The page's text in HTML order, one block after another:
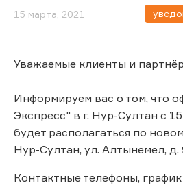
15 марта, 2021
Уважаемые клиенты и
Информируем вас о том, что
Экспресс" в г. Нур-Султан с
будет располагаться по
Нур-Султан, ул. Алтынемел, д.
Контактные телефоны,